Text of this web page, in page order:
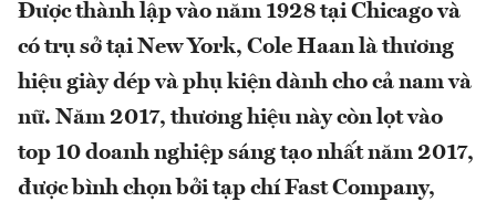
Được thành lập vào năm 1928 tại Chicago và
có trụ sở tại New York, Cole Haan là thương
hiệu giày dép và phụ kiện dành cho cả nam và
nữ. Năm 2017, thương hiệu này còn lọt vào
top 10 doanh nghiệp sáng tạo nhất năm 2017,
được bình chọn bởi tạp chí Fast Company,